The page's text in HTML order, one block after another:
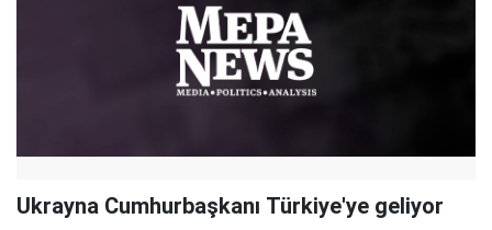
Ukrayna Cumhurbaşkanı Türkiye'ye geliyor